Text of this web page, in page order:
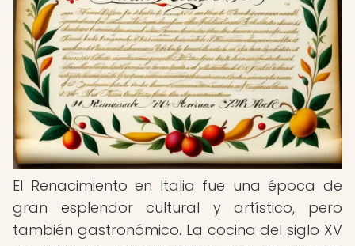
El Renacimiento en Italia fue una época de
gran esplendor cultural y artístico, pero
también gastronómico. La cocina del siglo XV